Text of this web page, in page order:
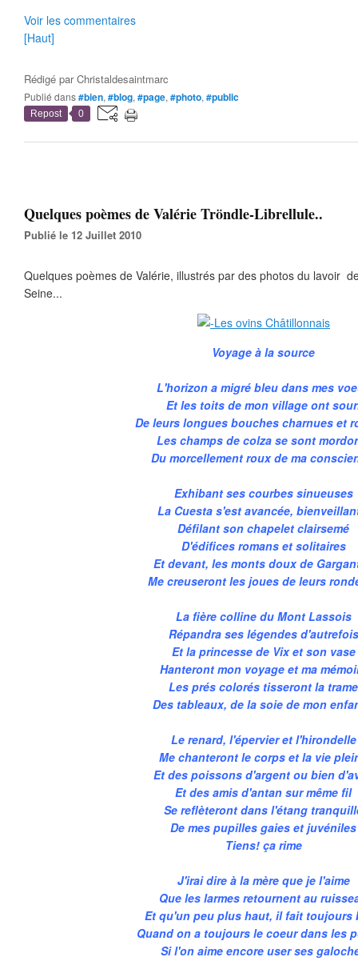
Voir les commentaires
[Haut]
Rédigé parChristaldesaintmarc
Publié dans#bien, #blog, #page, #photo, #public
Repost 0
Quelques poèmes de Valérie Tröndle-Librellule..
Publié le 12 Juillet 2010
Quelques poèmes de Valérie, illustrés par des photos du lavoir
Seine...
Voyage à la source
L'horizon a migré bleu dans mes
Et les toits de mon village ont
De leurs longues bouches charnues et
Les champs de colza se sont
Du morcellement roux de ma
Exhibant ses courbes sinueuses
La Cuesta s'est avancée,
Défilant son chapelet clairsemé
D'édifices romans et solitaires
Et devant, les monts doux de
Me creuseront les joues de leurs
La fière colline du Mont Lassois
Répandra ses légendes d'autrefois
Et la princesse de Vix et son vase
Hanteront mon voyage et ma
Les prés colorés tisseront la trame
Des tableaux, de la soie de mon
Le renard, l'épervier et l'hirondelle
Me chanteront le corps et la vie
Et des poissons d'argent ou bien
Et des amis d'antan sur même fil
Se reflèteront dans l'étang
De mes pupilles gaies et juvéniles
Tiens! ça rime
J'irai dire à la mère que je l'aime
Que les larmes retournent au
Et qu'un peu plus haut, il fait toujours
Quand on a toujours le coeur dans les
Si l'on aime encore user ses